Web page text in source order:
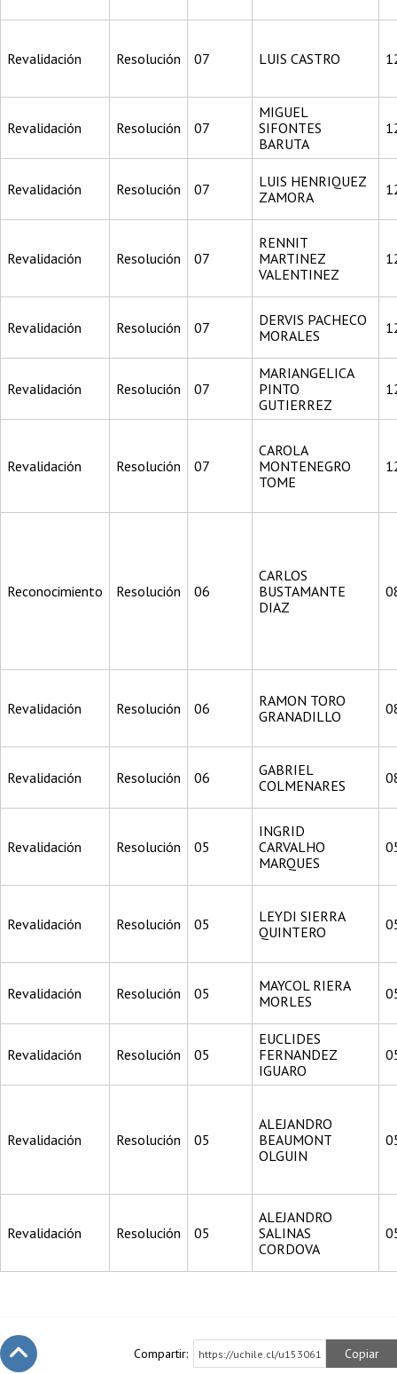
Revalidación Resolución 07 LUIS CASTRO
Revalidación Resolución 07
MIGUEL
SIFONTES
BARUTA
Revalidación Resolución 07
LUIS HENRIQUEZ
ZAMORA
Revalidación Resolución 07
RENNIT
MARTINEZ
VALENTINEZ
Revalidación Resolución 07
DERVIS PACHECO
MORALES
Revalidación Resolución 07
MARIANGELICA
PINTO
GUTIERREZ
Revalidación Resolución 07
CAROLA
MONTENEGRO
TOME
Reconocimiento Resolución 06
CARLOS
BUSTAMANTE
DIAZ
Revalidación Resolución 06
RAMON TORO
GRANADILLO
Revalidación Resolución 06
GABRIEL
COLMENARES
Revalidación Resolución 05
INGRID
CARVALHO
MARQUES
Revalidación Resolución 05
LEYDI SIERRA
QUINTERO
Revalidación Resolución 05
MAYCOL RIERA
MORLES
Revalidación Resolución 05
EUCLIDES
FERNANDEZ
IGUARO
Revalidación Resolución 05
ALEJANDRO
BEAUMONT
OLGUIN
Revalidación Resolución 05
ALEJANDRO
SALINAS
CORDOVA
Compartir: https://uchile.cl/u153061 Copiar